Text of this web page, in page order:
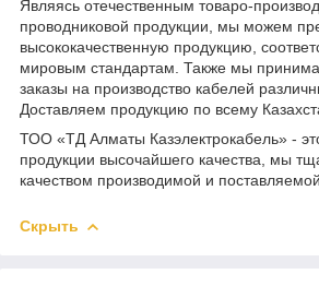
Являясь отечественным товаро-
проводниковой продукции, мы можем
высококачественную продукцию,
мировым стандартам. Также мы
заказы на производство кабелей
Доставляем продукцию по всему
ТОО «ТД Алматы Казэлектрокабель» -
продукции высочайшего качества, мы
качеством производимой и
Скрыть